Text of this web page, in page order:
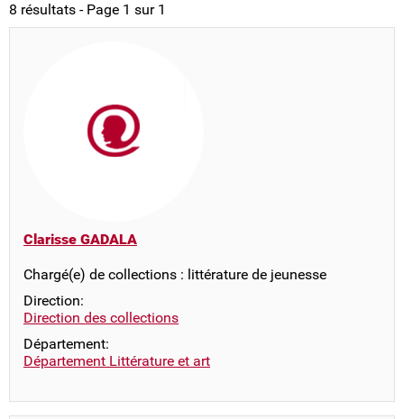
8 résultats - Page 1 sur 1
Clarisse GADALA
Chargé(e) de collections : littérature de jeunesse
Direction:
Direction des collections
Département:
Département Littérature et art